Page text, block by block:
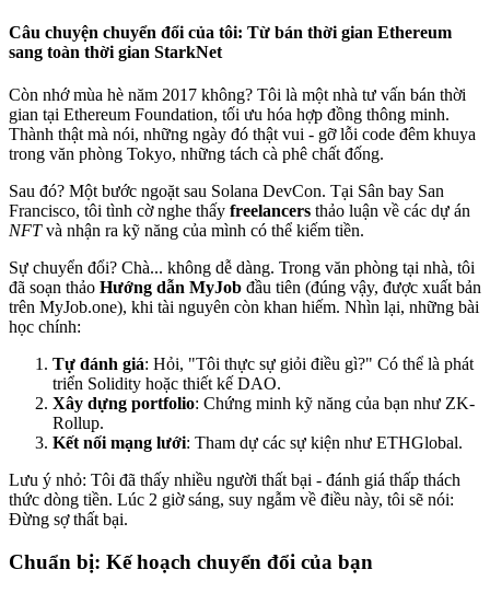
Câu chuyện chuyển đổi của tôi: Từ bán thời gian Ethereum
sang toàn thời gian StarkNet
Còn nhớ mùa hè năm 2017 không? Tôi là một nhà tư vấn bán thời
gian tại Ethereum Foundation, tối ưu hóa hợp đồng thông minh.
Thành thật mà nói, những ngày đó thật vui - gỡ lỗi code đêm khuya
trong văn phòng Tokyo, những tách cà phê chất đống.
Sau đó? Một bước ngoặt sau Solana DevCon. Tại Sân bay San
Francisco, tôi tình cờ nghe thấy freelancers thảo luận về các dự án
NFTvà nhận ra kỹ năng của mình có thể kiếm tiền.
Sự chuyển đổi? Chà... không dễ dàng. Trong văn phòng tại nhà, tôi
đã soạn thảo Hướng dẫn MyJob đầu tiên (đúng vậy, được xuất bản
trên MyJob.one), khi tài nguyên còn khan hiếm. Nhìn lại, những bài
học chính:
Tự đánh giá: Hỏi, "Tôi thực sự giỏi điều gì?" Có thể là phát
triển Solidity hoặc thiết kế DAO.
Xây dựng portfolio: Chứng minh kỹ năng của bạn như ZK-
Rollup.
Kết nối mạng lưới: Tham dự các sự kiện như ETHGlobal.
Lưu ý nhỏ: Tôi đã thấy nhiều người thất bại - đánh giá thấp thách
thức dòng tiền. Lúc 2 giờ sáng, suy ngẫm về điều này, tôi sẽ nói:
Đừng sợ thất bại.
Chuẩn bị: Kế hoạch chuyển đổi của bạn